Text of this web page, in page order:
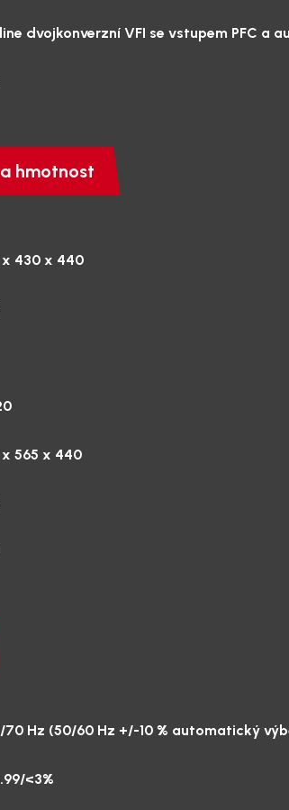
dvojkonverzní VFI se vstupem PFC a
hmotnost
x 430 x 440
x 565 x 440
70 Hz (50/60 Hz +/-10 % automatický
<3%